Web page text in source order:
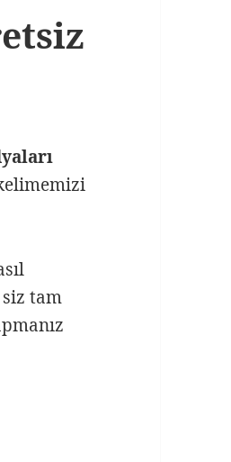
tam
Aktarımı